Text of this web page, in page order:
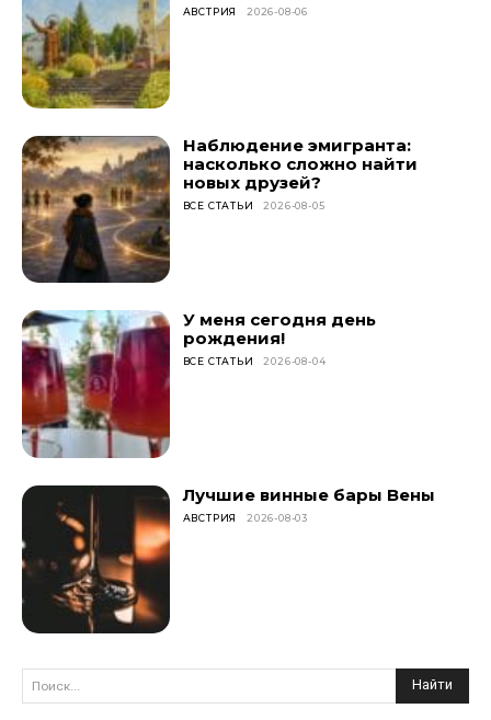
АВСТРИЯ 2026-08-06
Наблюдение эмигранта:
насколько сложно найти
новых друзей?
ВСЕ СТАТЬИ 2026-08-05
У меня сегодня день
рождения!
ВСЕ СТАТЬИ 2026-08-04
Лучшие винные бары Вены
АВСТРИЯ 2026-08-03
Поиск... Найти